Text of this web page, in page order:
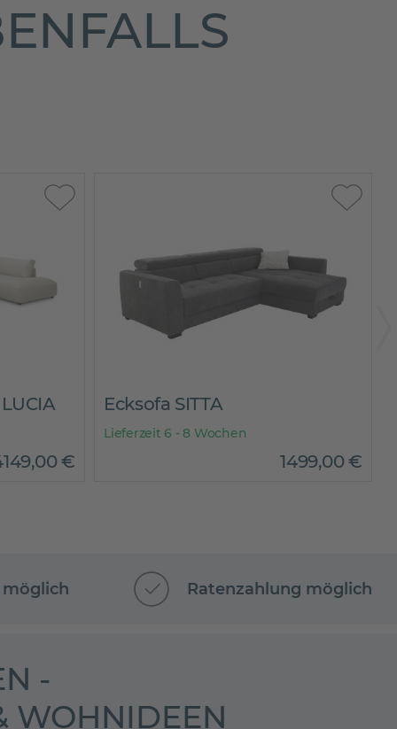
,00€
Ecksofa SITTA
Lieferzeit 6 - 8 Wochen
1499,00€
möglich Ratenzahlung möglich
-
WOHNIDEEN